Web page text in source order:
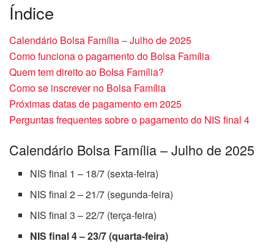
Índice
Calendário Bolsa Família – Julho de 2025
Como funciona o pagamento do Bolsa Família
Quem tem direito ao Bolsa Família?
Como se inscrever no Bolsa Família
Próximas datas de pagamento em 2025
Perguntas frequentes sobre o pagamento do NIS final 4
Calendário Bolsa Família – Julho de 2025
NIS final 1 – 18/7 (sexta-feira)
NIS final 2 – 21/7 (segunda-feira)
NIS final 3 – 22/7 (terça-feira)
NIS final 4 – 23/7 (quarta-feira)